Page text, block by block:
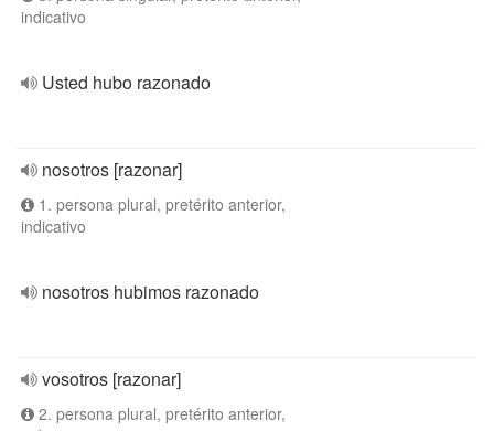
indicativo
Usted hubo razonado
nosotros [razonar]
1. persona plural, pretérito anterior,
indicativo
nosotros hubimos razonado
vosotros [razonar]
2. persona plural, pretérito anterior,